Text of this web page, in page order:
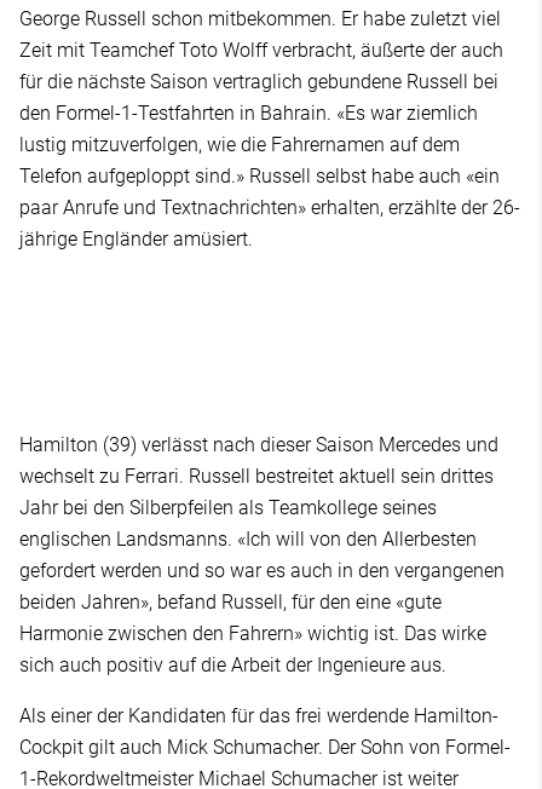
George Russell schon mitbekommen. Er habe zuletzt viel
Zeit mit Teamchef Toto Wolff verbracht, äußerte der auch
für die nächste Saison vertraglich gebundene Russell bei
den Formel-1-Testfahrten in Bahrain. «Es war ziemlich
lustig mitzuverfolgen, wie die Fahrernamen auf dem
Telefon aufgeploppt sind.» Russell selbst habe auch «ein
paar Anrufe und Textnachrichten» erhalten, erzählte der 26-
jährige Engländer amüsiert.
Hamilton (39) verlässt nach dieser Saison Mercedes und
wechselt zu Ferrari. Russell bestreitet aktuell sein drittes
Jahr bei den Silberpfeilen als Teamkollege seines
englischen Landsmanns. «Ich will von den Allerbesten
gefordert werden und so war es auch in den vergangenen
beiden Jahren», befand Russell, für den eine «gute
Harmonie zwischen den Fahrern» wichtig ist. Das wirke
sich auch positiv auf die Arbeit der Ingenieure aus.
Als einer der Kandidaten für das frei werdende Hamilton-
Cockpit gilt auch Mick Schumacher. Der Sohn von Formel-
1-Rekordweltmeister Michael Schumacher ist weiter